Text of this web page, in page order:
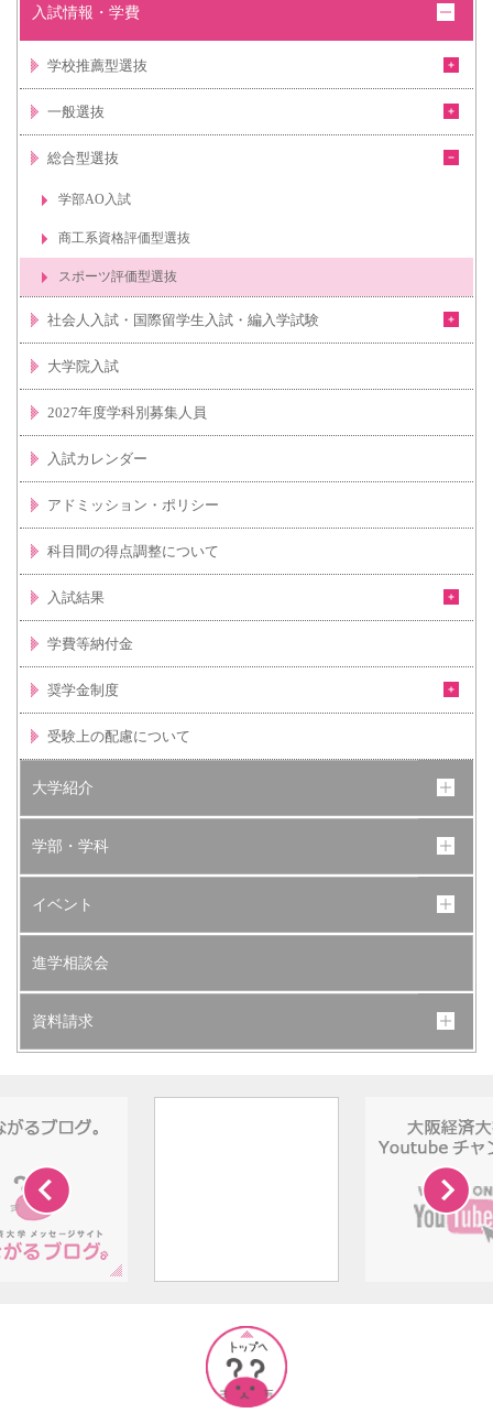
入試情報・学費
学校推薦型選抜
一般選抜
総合型選抜
学部AO入試
商工系資格評価型選抜
スポーツ評価型選抜
社会人入試・国際留学生入試・編入学試験
大学院入試
2027年度学科別募集人員
入試カレンダー
アドミッション・ポリシー
科目間の得点調整について
入試結果
学費等納付金
奨学金制度
受験上の配慮について
大学紹介
学部・学科
イベント
進学相談会
資料請求